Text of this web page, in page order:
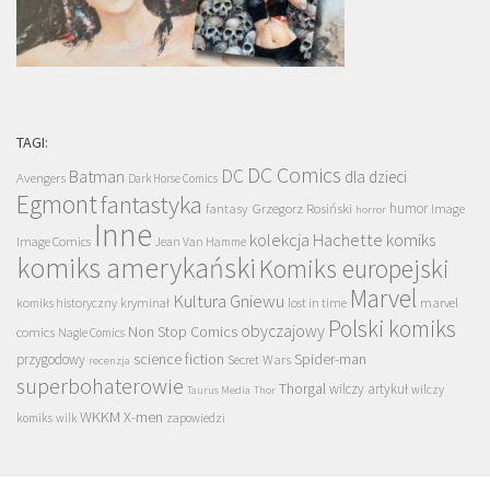
TAGI:
Avengers Batman Dark Horse Comics DC DC Comics dla dzieci
Egmontfantastyka fantasy Grzegorz Rosiński horror humor Image
Image Comics Inne Jean Van Hamme kolekcja Hachette komiks
komiks amerykański Komiks europejski
komiks historyczny kryminał Kultura Gniewu lost in time Marvel marvel
comics Nagle Comics Non Stop Comics obyczajowy Polski komiks
przygodowy recenzja science fiction Secret Wars Spider-man
superbohaterowie Taurus Media Thor Thorgalwilczy artykuł wilczy
komiks wilk WKKM X-men zapowiedzi